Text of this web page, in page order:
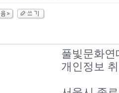
풀빛문화연
개인정보